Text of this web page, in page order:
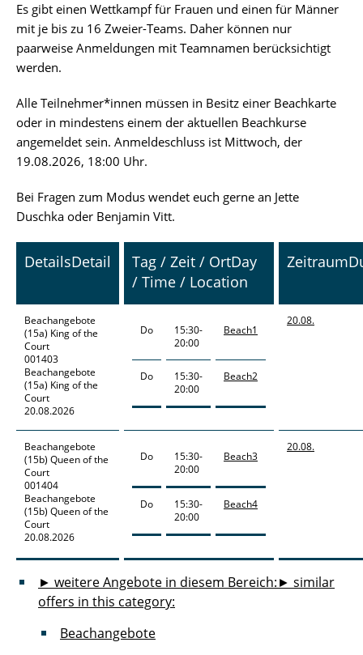
Es gibt einen Wettkampf für Frauen und einen für Männer
mit je bis zu 16 Zweier-Teams. Daher können nur
paarweise Anmeldungen mit Teamnamen berücksichtigt
werden.
Alle Teilnehmer*innen müssen in Besitz einer Beachkarte
oder in mindestens einem der aktuellen Beachkurse
angemeldet sein. Anmeldeschluss ist Mittwoch, der
19.08.2026, 18:00 Uhr.
Bei Fragen zum Modus wendet euch gerne an Jette
Duschka oder Benjamin Vitt.
DetailsDetail Tag / Zeit / OrtDay
/ Time / Location
Zeitraum
Beachangebote
(15a) King of the
Court
001403
Beachangebote
(15a) King of the
Court
20.08.2026
Do
15:30-
20:00
Beach1
Do
15:30-
20:00
Beach2
20.08.
Beachangebote
(15b) Queen of the
Court
001404
Beachangebote
(15b) Queen of the
Court
20.08.2026
Do
15:30-
20:00
Beach3
Do
15:30-
20:00
Beach4
20.08.
► weitere Angebote in diesem Bereich:► similar
offers in this category:
Beachangebote